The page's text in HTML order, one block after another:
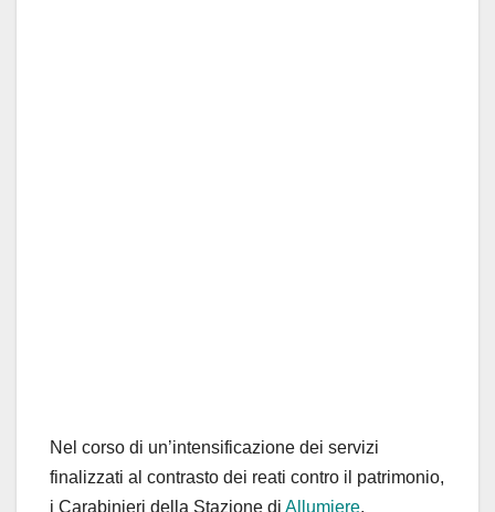
Nel corso di un’intensificazione dei servizi
finalizzati al contrasto dei reati contro il patrimonio,
i Carabinieri della Stazione di Allumiere,